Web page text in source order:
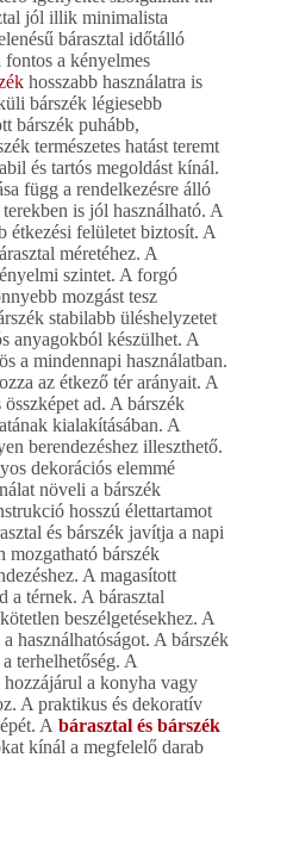
jól illik minimalista
bárasztal időtálló
a kényelmes
hosszabb használatra is
bárszék légiesebb
bárszék puhább,
természetes hatást teremt
és tartós megoldást kínál.
függ a rendelkezésre álló
is jól használható. A
étkezési felületet biztosít. A
méretéhez. A
szintet. A forgó
mozgást tesz
stabilabb üléshelyzetet
anyagokból készülhet. A
a mindennapi használatban.
az étkező tér arányait. A
ad. A bárszék
kialakításában. A
berendezéshez illeszthető.
dekorációs elemmé
növeli a bárszék
hosszú élettartamot
és bárszék javítja a napi
mozgatható bárszék
A magasított
a térnek. A bárasztal
beszélgetésekhez. A
használhatóságot. A bárszék
terhelhetőség. A
hozzájárul a konyha vagy
A praktikus és dekoratív
A bárasztal és bárszék
kínál a megfelelő darab